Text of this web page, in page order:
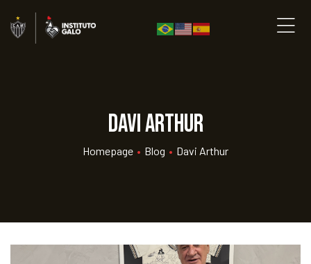
Davi Arthur
Homepage • Blog • Davi Arthur